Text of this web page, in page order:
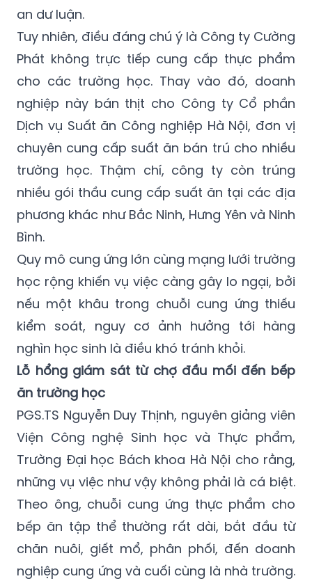
an dư luận.
Tuy nhiên, điều đáng chú ý là Công ty Cường
Phát không trực tiếp cung cấp thực phẩm
cho các trường học. Thay vào đó, doanh
nghiệp này bán thịt cho Công ty Cổ phần
Dịch vụ Suất ăn Công nghiệp Hà Nội, đơn vị
chuyên cung cấp suất ăn bán trú cho nhiều
trường học. Thậm chí, công ty còn trúng
nhiều gói thầu cung cấp suất ăn tại các địa
phương khác như Bắc Ninh, Hưng Yên và Ninh
Bình.
Quy mô cung ứng lớn cùng mạng lưới trường
học rộng khiến vụ việc càng gây lo ngại, bởi
nếu một khâu trong chuỗi cung ứng thiếu
kiểm soát, nguy cơ ảnh hưởng tới hàng
nghìn học sinh là điều khó tránh khỏi.
Lỗ hổng giám sát từ chợ đầu mối đến bếp
ăn trường học
PGS.TS Nguyễn Duy Thịnh, nguyên giảng viên
Viện Công nghệ Sinh học và Thực phẩm,
Trường Đại học Bách khoa Hà Nội cho rằng,
những vụ việc như vậy không phải là cá biệt.
Theo ông, chuỗi cung ứng thực phẩm cho
bếp ăn tập thể thường rất dài, bắt đầu từ
chăn nuôi, giết mổ, phân phối, đến doanh
nghiệp cung ứng và cuối cùng là nhà trường.